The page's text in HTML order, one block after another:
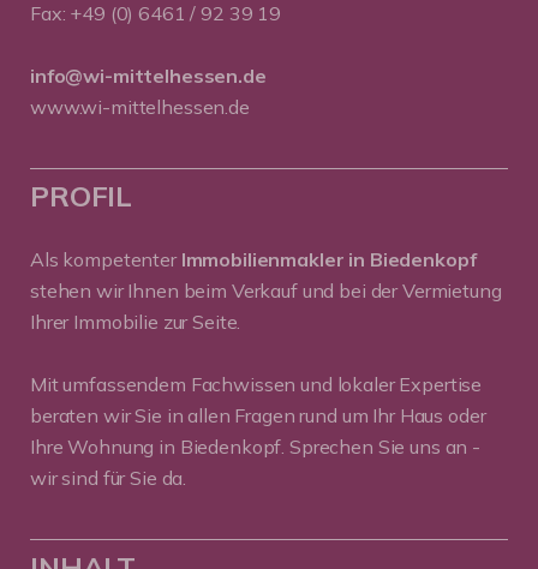
Fax: +49 (0) 6461 / 92 39 19
info@wi-mittelhessen.de
www.wi-mittelhessen.de
PROFIL
Als kompetenter Immobilienmakler in Biedenkopf
stehen wir Ihnen beim Verkauf und bei der Vermietung
Ihrer Immobilie zur Seite.
Mit umfassendem Fachwissen und lokaler Expertise
beraten wir Sie in allen Fragen rund um Ihr Haus oder
Ihre Wohnung in Biedenkopf. Sprechen Sie uns an -
wir sind für Sie da.